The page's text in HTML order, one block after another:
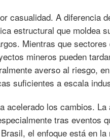
casualidad. A diferencia
estructural que moldea
Mientras que
mineros pueden
averso al riesgo,
suficientes a escala
acelerado los cambios.
tras eventos
el enfoque está en